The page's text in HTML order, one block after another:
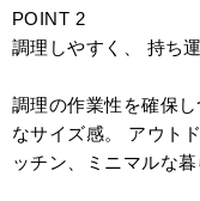
POINT 2
調理しやすく、 持ち
調理の作業性を確保
なサイズ感。 アウト
ッチン、ミニマルな